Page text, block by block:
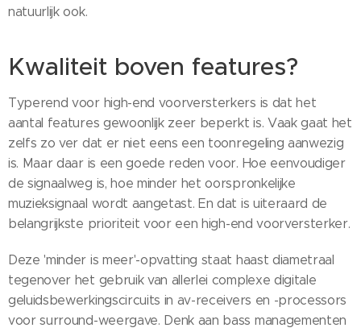
natuurlijk ook.
Kwaliteit boven features?
Typerend voor high-end voorversterkers is dat het
aantal features gewoonlijk zeer beperkt is. Vaak gaat het
zelfs zo ver dat er niet eens een toonregeling aanwezig
is. Maar daar is een goede reden voor. Hoe eenvoudiger
de signaalweg is, hoe minder het oorspronkelijke
muzieksignaal wordt aangetast. En dat is uiteraard de
belangrijkste prioriteit voor een high-end voorversterker.
Deze 'minder is meer'-opvatting staat haast diametraal
tegenover het gebruik van allerlei complexe digitale
geluidsbewerkingscircuits in av-receivers en -processors
voor surround-weergave. Denk aan bass managementen